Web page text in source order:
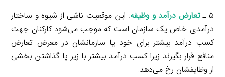
۵ ـ
تعارض درآمد و وظیفه: این موقعیت ناشی از شیوه و ساختار
درآمدی خاص یک سازمان است که موجب می‌شود کارکنان جهت
کسب درآمد بیشتر برای خود یا سازمانشان در معرض تعارض
منافع قرار بگیرند زیرا کسب درآمد بیشتر با زیر پا گذاشتن بخشی
از وظایفشان رخ می‌دهد.